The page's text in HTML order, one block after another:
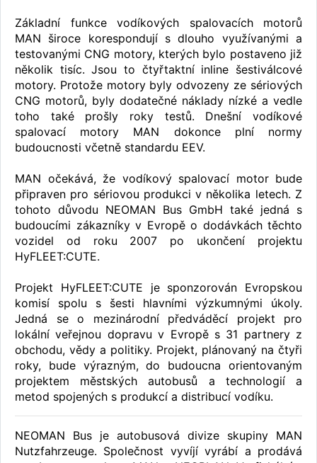
Základní funkce vodíkových spalovacích motorů
MAN široce korespondují s dlouho využívanými a
testovanými CNG motory, kterých bylo postaveno již
několik tisíc. Jsou to čtyřtaktní inline šestiválcové
motory. Protože motory byly odvozeny ze sériových
CNG motorů, byly dodatečné náklady nízké a vedle
toho také prošly roky testů. Dnešní vodíkové
spalovací motory MAN dokonce plní normy
budoucnosti včetně standardu EEV.
MAN očekává, že vodíkový spalovací motor bude
připraven pro sériovou produkci v několika letech. Z
tohoto důvodu NEOMAN Bus GmbH také jedná s
budoucími zákazníky v Evropě o dodávkách těchto
vozidel od roku 2007 po ukončení projektu
HyFLEET:CUTE.
Projekt HyFLEET:CUTE je sponzorován Evropskou
komisí spolu s šesti hlavními výzkumnými úkoly.
Jedná se o mezinárodní předváděcí projekt pro
lokální veřejnou dopravu v Evropě s 31 partnery z
obchodu, vědy a politiky. Projekt, plánovaný na čtyři
roky, bude výrazným, do budoucna orientovaným
projektem městských autobusů a technologií a
metod spojených s produkcí a distribucí vodíku.
NEOMAN Bus je autobusová divize skupiny MAN
Nutzfahrzeuge. Společnost vyvíjí vyrábí a prodává